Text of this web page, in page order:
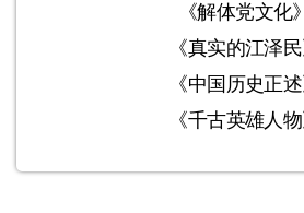
《解体党文化》
《真实的江泽民
《中国历史正述
《千古英雄人物